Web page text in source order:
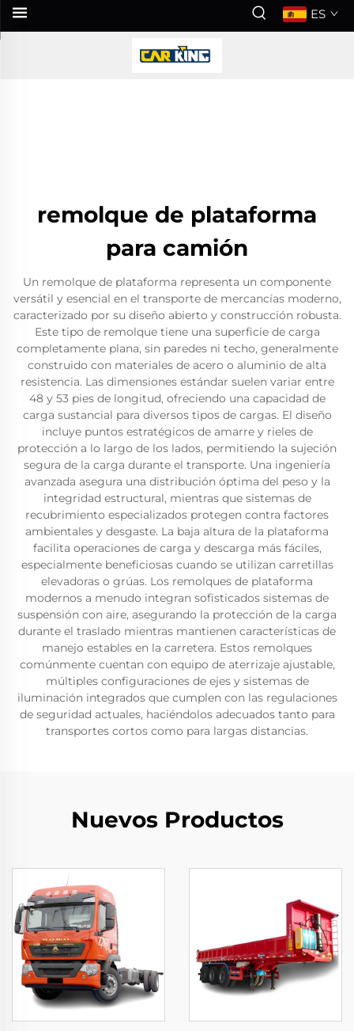
ES
remolque de plataforma
para camión
Un remolque de plataforma representa un componente
versátil y esencial en el transporte de mercancías moderno,
caracterizado por su diseño abierto y construcción robusta.
Este tipo de remolque tiene una superficie de carga
completamente plana, sin paredes ni techo, generalmente
construido con materiales de acero o aluminio de alta
resistencia. Las dimensiones estándar suelen variar entre
48 y 53 pies de longitud, ofreciendo una capacidad de
carga sustancial para diversos tipos de cargas. El diseño
incluye puntos estratégicos de amarre y rieles de
protección a lo largo de los lados, permitiendo la sujeción
segura de la carga durante el transporte. Una ingeniería
avanzada asegura una distribución óptima del peso y la
integridad estructural, mientras que sistemas de
recubrimiento especializados protegen contra factores
ambientales y desgaste. La baja altura de la plataforma
facilita operaciones de carga y descarga más fáciles,
especialmente beneficiosas cuando se utilizan carretillas
elevadoras o grúas. Los remolques de plataforma
modernos a menudo integran sofisticados sistemas de
suspensión con aire, asegurando la protección de la carga
durante el traslado mientras mantienen características de
manejo estables en la carretera. Estos remolques
comúnmente cuentan con equipo de aterrizaje ajustable,
múltiples configuraciones de ejes y sistemas de
iluminación integrados que cumplen con las regulaciones
de seguridad actuales, haciéndolos adecuados tanto para
transportes cortos como para largas distancias.
Nuevos Productos